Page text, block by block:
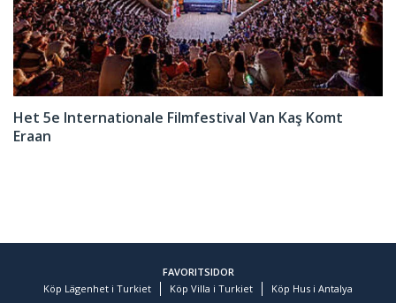
Het 5e Internationale Filmfestival Van Kaş Komt
Eraan
FAVORITSIDOR
Köp Lägenhet i Turkiet
Köp Villa i Turkiet Köp Hus i Antalya